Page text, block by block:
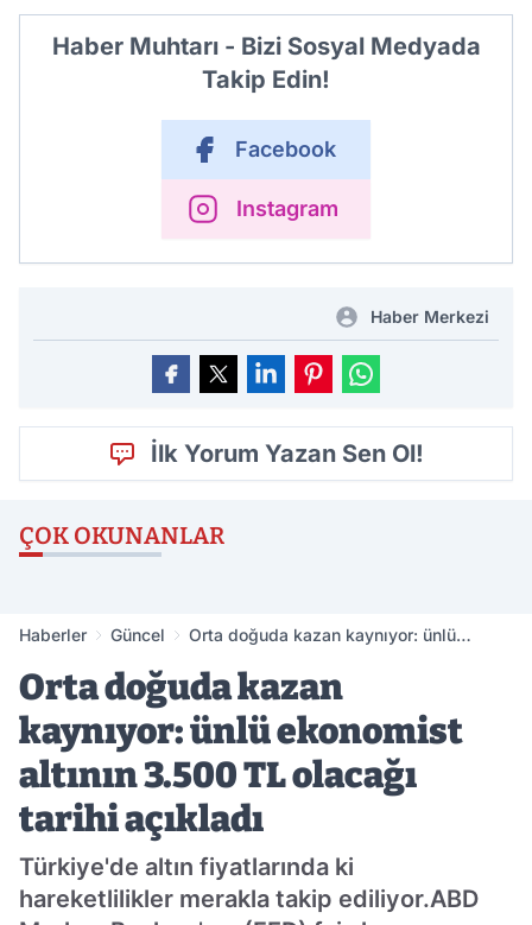
Haber Muhtarı - Bizi Sosyal Medyada
Takip Edin!
Facebook
Instagram
Haber Merkezi
İlk Yorum Yazan Sen Ol!
ÇOK OKUNANLAR
Haberler Güncel
Orta doğuda kazan kaynıyor: ünlü
açıkladı
Orta doğuda kazan
kaynıyor: ünlü ekonomist
altının 3.500 TL olacağı
tarihi açıkladı
Türkiye'de altın fiyatlarında ki
hareketlilikler merakla takip ediliyor.ABD